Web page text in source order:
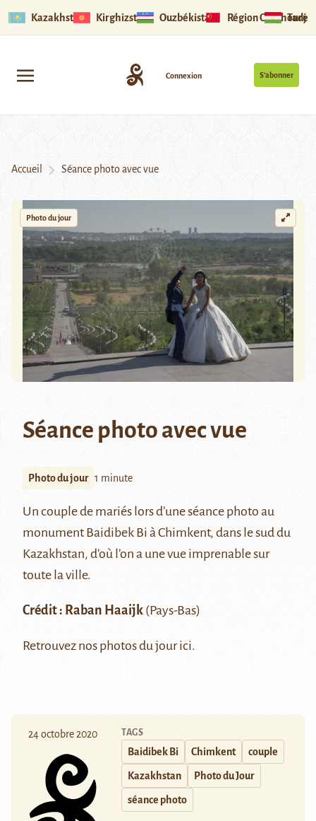
Kazakhstan Kirghizstan Ouzbékistan Région Ouïghoure
S’abonner
Connexion
Accueil Séance photo avec vue
Photo du jour
Séance photo avec vue
Photo du jour 1 minute
Un couple de mariés lors d’une séance photo au
monument Baidibek Bi à Chimkent, dans le sud du
Kazakhstan, d’où l’on a une vue imprenable sur
toute la ville.
Crédit : Raban Haaijk (Pays-Bas)
Retrouvez nos photos du jourici.
24 octobre 2020 TAGS
Baidibek Bi Chimkent couple
Kazakhstan Photo du Jour
séance photo